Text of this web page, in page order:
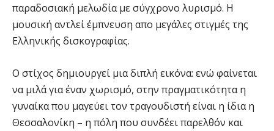
παραδοσιακή μελωδία με σύγχρονο λυρισμό. Η
μουσική αντλεί έμπνευση απο μεγάλες στιγμές της
Ελληνικής δισκογραφίας.
Ο στίχος δημιουργεί μια διπλή εικόνα: ενώ φαίνεται
να μιλά για έναν χωρισμό, στην πραγματικότητα η
γυναίκα που μαγεύει τον τραγουδιστή είναι η ίδια η
Θεσσαλονίκη – η πόλη που συνδέει παρελθόν και